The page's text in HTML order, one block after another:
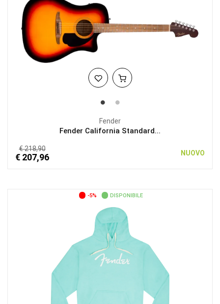
Fender
Fender California Standard...
€ 218,90
€ 207,96 NUOVO
-5% DISPONIBILE